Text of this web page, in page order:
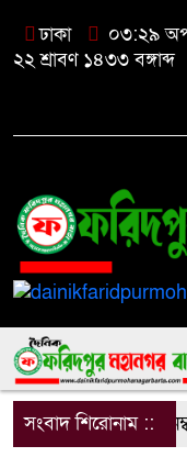
ঢাকা
০৩:২৯
২২ শ্রাবণ ১৪৩৩ বঙ্গাব্দ
সংবাদ শিরোনাম ::
১৮ নম্বর